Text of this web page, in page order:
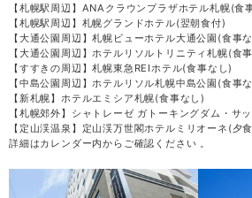
【札幌駅周辺】ANAクラウンプラザホテル札幌(食
【札幌駅周辺】札幌グランドホテル(翌朝食付)
【大通公園周辺】札幌ビューホテル大通公園 (食事
【大通公園周辺】ホテルリソルトリニティ札幌(食
【すすきの周辺】札幌東急REIホテル(食事なし)
【中島公園周辺】ホテルリソル札幌中島公園 (食事
【新札幌】ホテルエミシア札幌(食事なし)
【札幌郊外】シャトレーゼ ガトーキングダム・サ
【定山渓温泉】定山渓万世閣ホテルミリオーネ (夕
詳細はカレンダー内からご確認ください 。